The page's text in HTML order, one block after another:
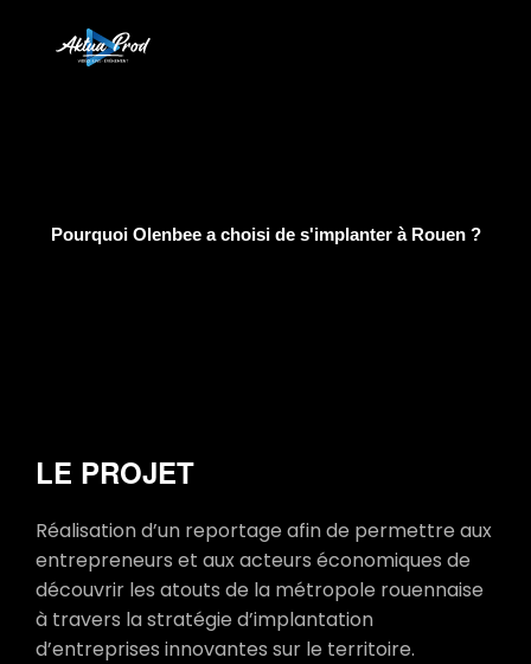
Pourquoi Olenbee a choisi de s'implanter à Rouen ?
LE PROJET
Réalisation d’un reportage afin de permettre aux
entrepreneurs et aux acteurs économiques de
découvrir les atouts de la métropole rouennaise
à travers la stratégie d’implantation
d’entreprises innovantes sur le territoire.